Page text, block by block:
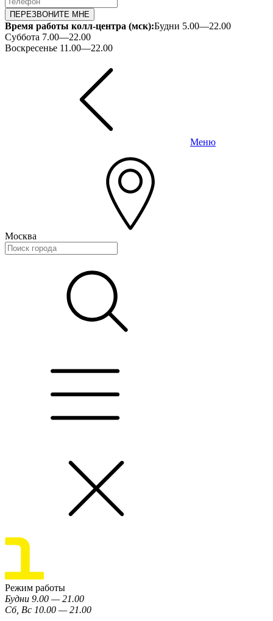
ПЕРЕЗВОНИТЕ МНЕ
Время работы колл-центра (мск):Будни 5.00—22.00
Суббота 7.00—22.00
Воскресенье 11.00—22.00
Меню
Москва
Режим работы
Будни 9.00 — 21.00
Сб, Вс 10.00 — 21.00